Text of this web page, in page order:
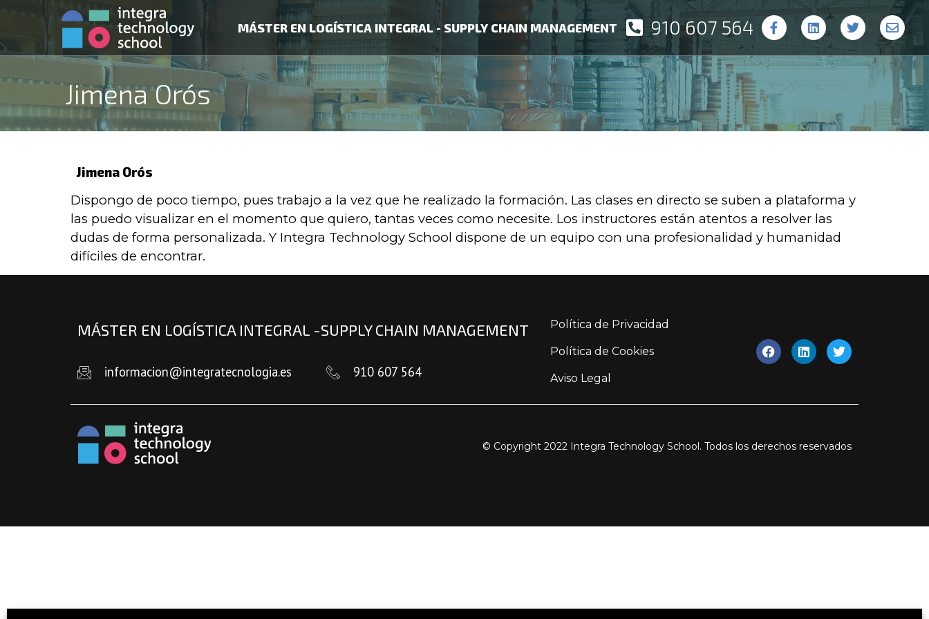
MÁSTER EN LOGÍSTICA INTEGRAL - SUPPLY CHAIN MANAGEMENT 910 607 564
Jimena Orós
Jimena Orós
Dispongo de poco tiempo, pues trabajo a la vez que he realizado la formación. Las clases en directo se suben a plataforma y
las puedo visualizar en el momento que quiero, tantas veces como necesite. Los instructores están atentos a resolver las
dudas de forma personalizada. Y Integra Technology School dispone de un equipo con una profesionalidad y humanidad
difíciles de encontrar.
MÁSTER EN LOGÍSTICA INTEGRAL -SUPPLY CHAIN MANAGEMENT
informacion@integratecnologia.es 910 607 564
Política de Privacidad
Política de Cookies
Aviso Legal
© Copyright 2022 Integra Technology School. Todos los derechos reservados